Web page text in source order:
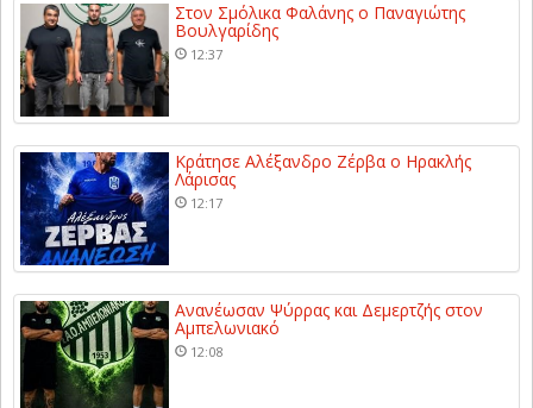
Στον Σμόλικα Φαλάνης ο Παναγιώτης
Βουλγαρίδης
12:37
Κράτησε Αλέξανδρο Ζέρβα ο Ηρακλής
Λάρισας
12:17
Ανανέωσαν Ψύρρας και Δεμερτζής στον
Αμπελωνιακό
12:08